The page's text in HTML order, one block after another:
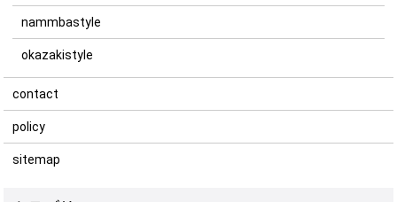
nammbastyle
okazakistyle
contact
policy
sitemap